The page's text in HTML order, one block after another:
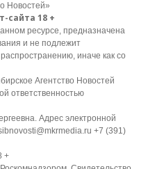
Новостей»
сайта 18 +
ресурсе, предназначена
и не подлежит
иначе как со
Агентство Новостей
ответственностью
Адрес электронной
+7 (391)
+